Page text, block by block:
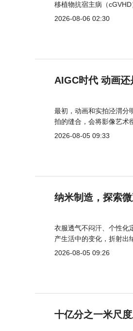
移植物抗宿主病（cGVHD
2026-08-06 02:30
AIGC时代 动画还
最初，动画和实拍泾渭分
拍的缝合，会将影像艺术
2026-08-05 09:33
纳米制造，探索
衣服透气不闷汗、个性
产生活中的变化，折射出
2026-08-05 09:26
十亿分之一米尺